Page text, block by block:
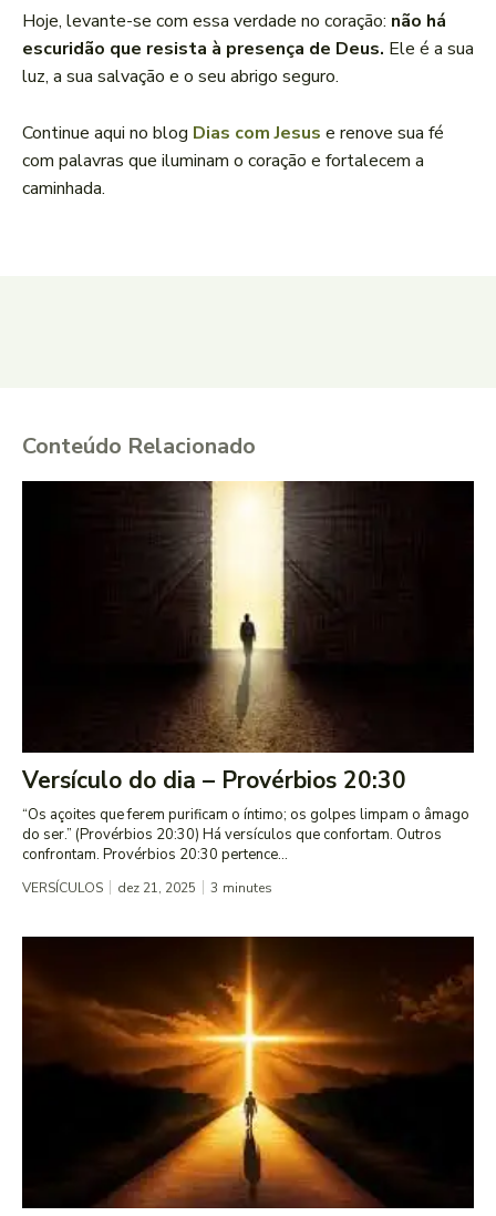
Hoje, levante-se com essa verdade no coração: não há
escuridão que resista à presença de Deus. Ele é a sua
luz, a sua salvação e o seu abrigo seguro.
Continue aqui no blog Dias com Jesus e renove sua fé
com palavras que iluminam o coração e fortalecem a
caminhada.
Conteúdo Relacionado
Versículo do dia – Provérbios 20:30
“Os açoites que ferem purificam o íntimo; os golpes limpam o âmago
do ser.” (Provérbios 20:30) Há versículos que confortam. Outros
confrontam. Provérbios 20:30 pertence...
VERSÍCULOS dez 21, 2025 3 minutes